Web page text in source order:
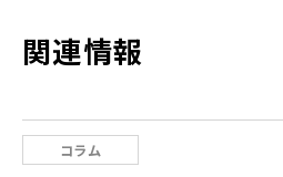
関連情報
コラム